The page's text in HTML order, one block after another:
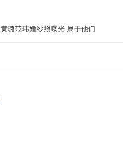
黄璐范玮婚纱照曝光 属于他们